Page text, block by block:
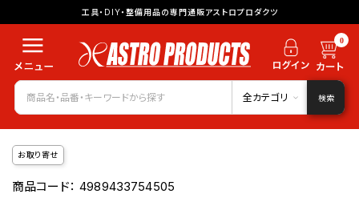
工具・DIY・整備用品の専門通販アストロプロダクツ
0
全カテゴリ 検索
お取り寄せ
商品コード：4989433754505